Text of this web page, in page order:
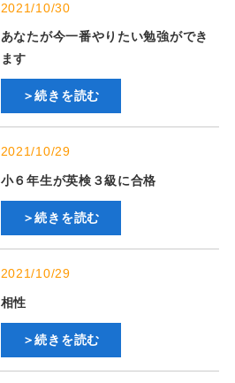
2021/10/30
あなたが今一番やりたい勉強ができ
ます
＞続きを読む
2021/10/29
小６年生が英検３級に合格
＞続きを読む
2021/10/29
相性
＞続きを読む